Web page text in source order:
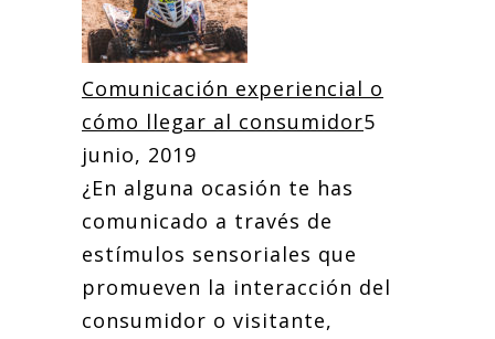
Comunicación experiencial o
cómo llegar al consumidor5
junio, 2019
¿En alguna ocasión te has
comunicado a través de
estímulos sensoriales que
promueven la interacción del
consumidor o visitante,